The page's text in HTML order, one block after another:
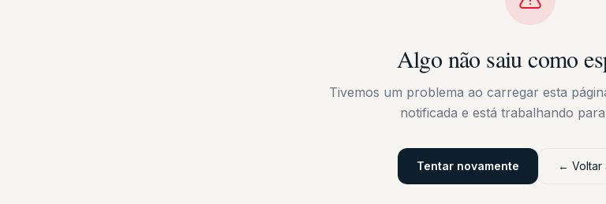
Algo não saiu como
Tivemos um problema ao carregar esta
notificada e está trabalhando
Tentar novamente ← Voltar